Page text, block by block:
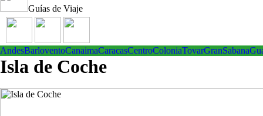
Guías de Viaje
AndesBarloventoCanaimaCaracasCentroColoniaTovarGranSabana
Isla de Coche